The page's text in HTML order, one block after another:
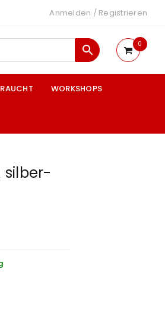
Anmelden / Registrieren
0
WORKSHOPS
silber-